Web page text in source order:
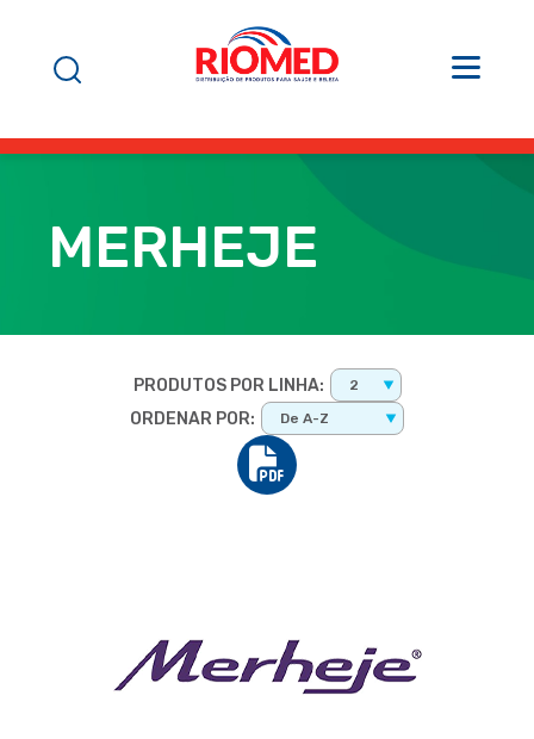
MERHEJE
PRODUTOS POR LINHA: 2
ORDENAR POR: De A-Z